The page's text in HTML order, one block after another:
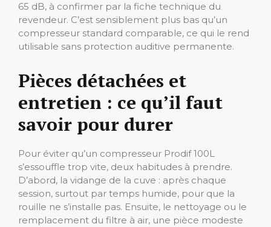
65 dB, à confirmer par la fiche technique du
revendeur. C’est sensiblement plus bas qu’un
compresseur standard comparable, ce qui le rend
utilisable sans protection auditive permanente.
Pièces détachées et
entretien : ce qu’il faut
savoir pour durer
Pour éviter qu’un compresseur Prodif 100L
s’essouffle trop vite, deux habitudes à prendre.
D’abord, la vidange de la cuve : après chaque
session, surtout par temps humide, pour que la
rouille ne s’installe pas. Ensuite, le nettoyage ou le
remplacement du filtre à air, une pièce modeste